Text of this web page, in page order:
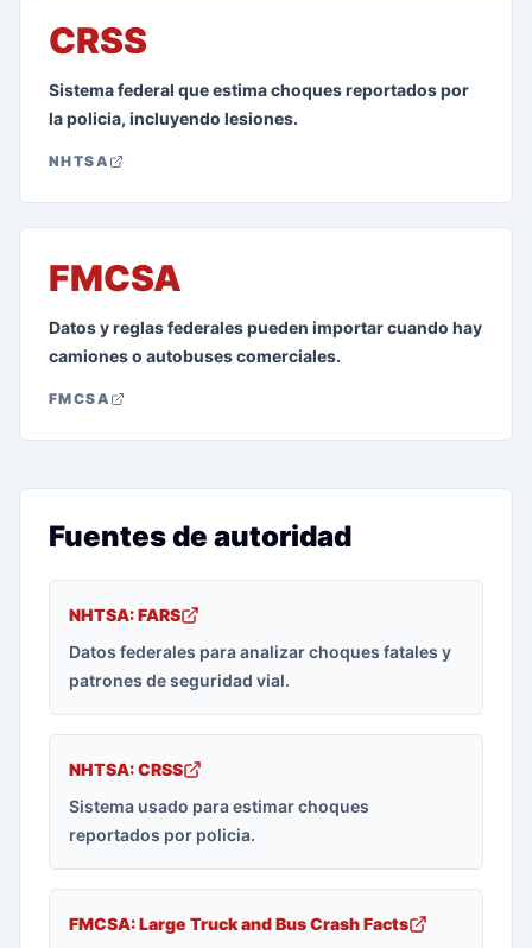
CRSS
Sistema federal que estima choques reportados por
la policia, incluyendo lesiones.
NHTSA
FMCSA
Datos y reglas federales pueden importar cuando hay
camiones o autobuses comerciales.
FMCSA
Fuentes de autoridad
NHTSA: FARS
Datos federales para analizar choques fatales y
patrones de seguridad vial.
NHTSA: CRSS
Sistema usado para estimar choques
reportados por policia.
FMCSA: Large Truck and Bus Crash Facts